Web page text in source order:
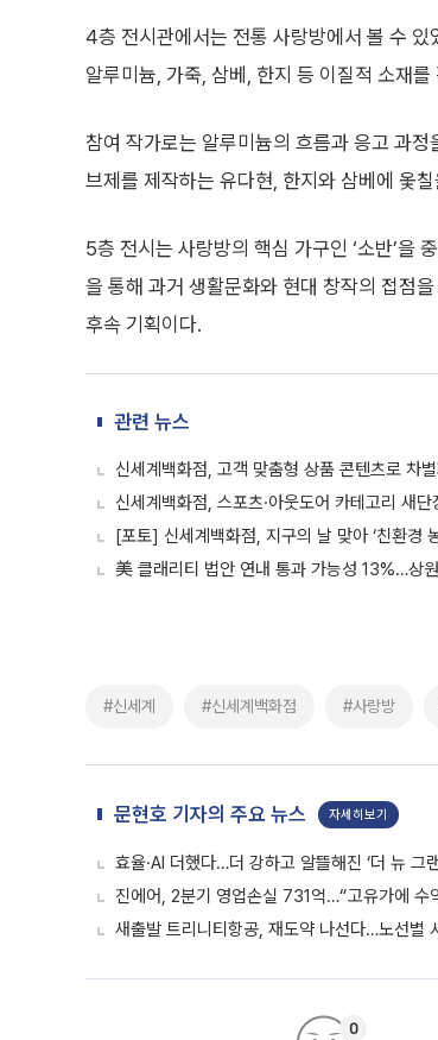
4층 전시관에서는 전통 사랑방에서 볼 수 있
알루미늄, 가죽, 삼베, 한지 등 이질적 소재
참여 작가로는 알루미늄의 흐름과 응고 과
브제를 제작하는 유다현, 한지와 삼베에 옻
5층 전시는 사랑방의 핵심 가구인 ‘소반’을
을 통해 과거 생활문화와 현대 창작의 접점
후속 기획이다.
관련 뉴스
신세계백화점, 고객 맞춤형 상품 콘텐츠로 차
신세계백화점, 스포츠·아웃도어 카테고리 새단
[포토] 신세계백화점, 지구의 날 맞아 ‘친환경
美 클래리티 법안 연내 통과 가능성 13%…상
#신세계 #신세계백화점 #사랑방
문현호 기자의 주요 뉴스 자세히보기
효율·AI 더했다…더 강하고 알뜰해진 ‘더 뉴 그
진에어, 2분기 영업손실 731억…“고유가에 수
새출발 트리니티항공, 재도약 나선다…노선별
0